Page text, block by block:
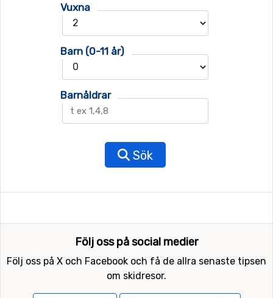
Vuxna
Barn (0-11 år)
Barnåldrar
Sök
Följ oss på social medier
Följ oss på X och Facebook och få de allra senaste tipsen
om skidresor.